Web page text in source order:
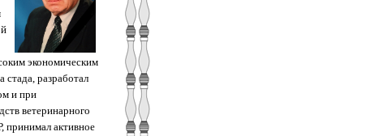
экономическим
разработал
и при
ветеринарного
принимал активное